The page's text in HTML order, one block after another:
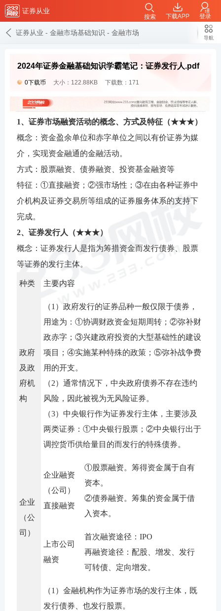
证券从业
下载APP 登录
搜索
证券从业 - 金融市场基础知识 - 金融市场基础知识学霸笔记
导航
2024年证券金融基础知识学霸笔记：证券发行人.pdf
0下载币 大小：122.88KB 下载数：171
1、证券市场融资活动的概念、方式及特征（★★★）
概念：资金盈余单位和赤字单位之间以有价证券为媒
介，实现资金融通的金融活动。
方式：股票融资、债券融资、投资基金融资等
特征：①直接融资；②强市场性；③在由各种证券中
介机构及证券交易所等组成的证券服务体系的支持下
完成。
2、证券发行人（★★★）
概念：证券发行人是指为筹措资金而发行债券、股票
等证券的发行主体。
种类 主要内容
政府
及政
府机
构
（1）政府发行的证券品种一般仅限于债券，
用途为：①协调财政资金短期周转；②弥补财
政赤字；③兴建政府投资的大型基础性的建设
项目；④实施某种特殊的政策；⑤弥补战争费
用的开支。
（2）通常情况下，中央政府债券不存在违约
风险，因此被视为无风险证券。
（3）中央银行作为证券发行主体，主要涉及
两类证券：①中央银行股票；②中央银行出于
调控货币供给量目的而发行的特殊债券。
企业
（公
司）
企业融资
（公司）
直接融资
①股票融资。筹得资金属于自有
资本。
②债券融资。筹集的资金属于借
入资本。
上市公司
融资
首次融资途径：IPO
再融资途径：配股、增发、发行
可转债、定向增发。
（1）金融机构作为证券市场的发行主体，既
发行债券、也发行股票。